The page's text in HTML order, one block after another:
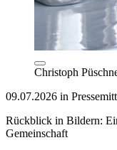
Christoph
09.07.2026 in
Rückblick in Bildern:
Gemeinschaft